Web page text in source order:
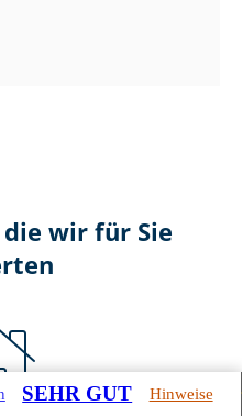
wir für Sie
SEHR GUT Hinweise